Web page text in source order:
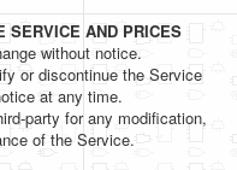
SERVICE AND PRICES
without notice.
or discontinue the Service
at any time.
party for any modification,
of the Service.